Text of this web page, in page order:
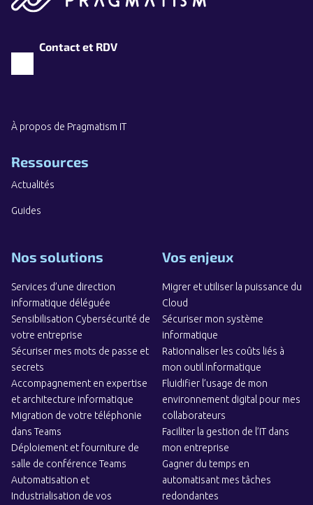
Contact et RDV
À propos de Pragmatism IT
Ressources
Actualités
Guides
Nos solutions
Services d’une direction
informatique déléguée
Sensibilisation Cybersécurité de
votre entreprise
Sécuriser mes mots de passe et
secrets
Accompagnement en expertise
et architecture informatique
Migration de votre téléphonie
dans Teams
Déploiement et fourniture de
salle de conférence Teams
Automatisation et
Industrialisation de vos
Vos enjeux
Migrer et utiliser la puissance du
Cloud
Sécuriser mon système
informatique
Rationnaliser les coûts liés à
mon outil informatique
Fluidifier l’usage de mon
environnement digital pour mes
collaborateurs
Faciliter la gestion de l’IT dans
mon entreprise
Gagner du temps en
automatisant mes tâches
redondantes